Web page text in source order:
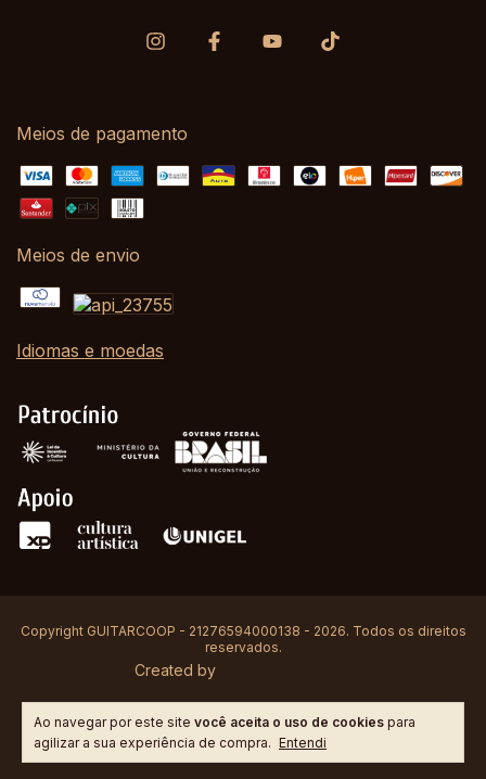
Ao navegar por este site você aceita o uso de cookies para
agilizar a sua experiência de compra. Entendi
Meios de pagamento
Meios de envio
Idiomas e moedas
Copyright GUITARCOOP - 21276594000138 - 2026. Todos os direitos
reservados.
Created by